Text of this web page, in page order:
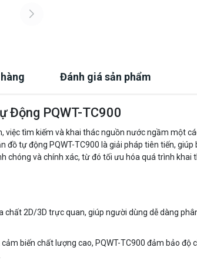
Đánh giá sản phẩm
Động PQWT-TC900
tìm kiếm và khai thác nguồn nước ngầm một
tự động PQWT-TC900 là giải pháp tiên tiến, giúp
chóng và chính xác, từ đó tối ưu hóa quá trình khai
chất 2D/3D trực quan, giúp người dùng dễ dàng
biến chất lượng cao, PQWT-TC900 đảm bảo độ